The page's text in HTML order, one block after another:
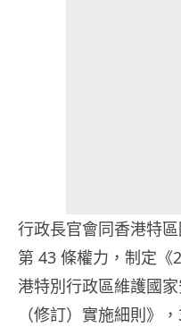
行政長官會同香港特
第 43 條權力，制定《
港特別行政區維護國
（修訂）實施細則》